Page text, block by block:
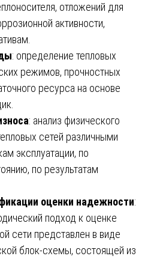
отложений для
активности,
: определение тепловых
режимов, прочностных
ресурса на основе
: анализ физического
сетей различными
эксплуатации, по
по результатам
оценки надежности:
подход к оценке
сети представлен в виде
блок-схемы, состоящей из